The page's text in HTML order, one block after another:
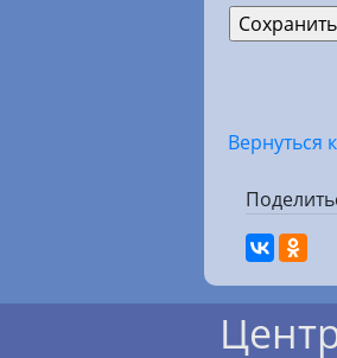
Вернуться